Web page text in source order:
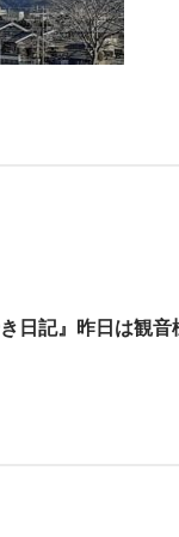
日記』昨日は観音